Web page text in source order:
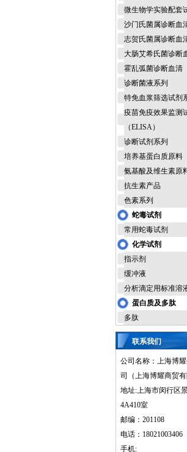
微生物学实验配套
沙门氏菌属诊断血
志贺氏菌属诊断血
大肠艾希氏菌诊断
霍乱弧菌诊断血清
诊断菌液系列
特免血浆筛选试剂
疫苗免疫效果监测
（ELISA）
诊断试剂系列
培养基蛋白质原料
氨基酸及维生素原
抗生素产品
色素系列
蛇毒试剂
常用蛇毒试剂
化学试剂
指示剂
缓冲液
分析滴定用标准溶
蛋白质及多肽
多肽
联系我们
公司名称：上海博
司（上海博耀商贸有
地址:上海市闵行区
4A410室
邮编：201108
电话：18021003406
手机: